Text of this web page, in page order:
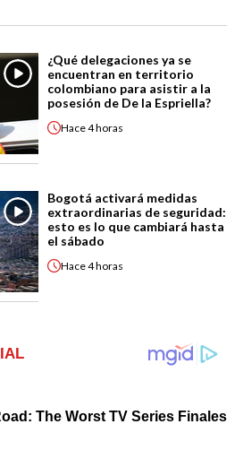
¿Qué delegaciones ya se
encuentran en territorio
colombiano para asistir a la
posesión de De la Espriella?
Hace4 horas
Bogotá activará medidas
extraordinarias de seguridad:
esto es lo que cambiará hasta
el sábado
Hace4 horas